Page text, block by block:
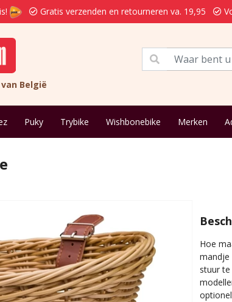
Gratis verzenden en retourneren va. 19,95
België
Puky Trybike Wishbonebike Merken
Hoe
mandje
stuur